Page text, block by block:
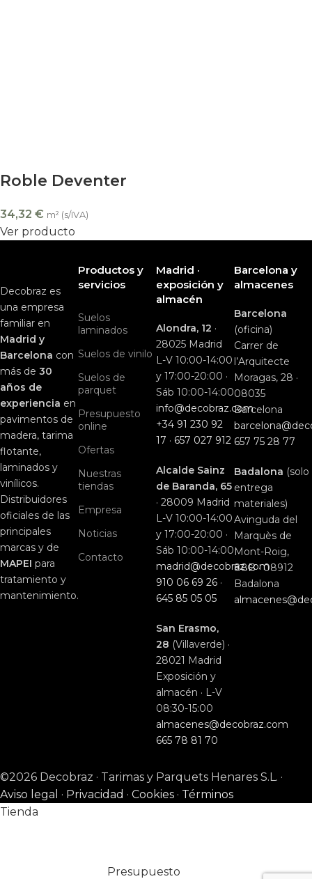
Roble Deventer
34,32 € m² (s/IVA)
Ver producto
Decobraz es
una empresa
familiar en
Madrid y
Barcelona con
más de 30
años de
experiencia en
pavimentos de
madera, tarima
flotante,
laminados y
vinílicos.
Distribuidores
oficiales de las
principales
marcas y de
MAPEI para
tratamiento y
mantenimiento.
Productos y
servicios
Suelos
laminados
Suelos de vinilo
Suelos de
parquet
Presupuesto
online
Ofertas
Nuestras
tiendas
Empresa
Noticias
Contacto
Madrid ·
exposición y
almacén
Alondra, 12 ·
28025 Madrid
L-V 10:00-14:00
y 17:00-20:00 ·
Sáb 10:00-14:00
info@decobraz.com
+34 91 230 92
17 · 657 027 912
Alcalde Sainz
de Baranda, 65
· 28009 Madrid
L-V 10:00-14:00
y 17:00-20:00 ·
Sáb 10:00-14:00
madrid@decobraz.com
910 06 69 26 ·
645 85 05 05
San Erasmo,
28 (Villaverde) ·
28021 Madrid
Exposición y
almacén · L-V
08:30-15:00
almacenes@decobraz.com
665 78 81 70
Barcelona y
almacenes
Barcelona
(oficina)
Carrer de
l’Arquitecte
Moragas, 28 ·
08035
Barcelona
657 75 28 77
Badalona (solo
entrega
materiales)
Avinguda del
Marquès de
Mont-Roig,
88B · 08912
Badalona
©2026 Decobraz · Tarimas y Parquets Henares S.L. ·
Aviso legal · Privacidad · Cookies · Términos
Tienda
Presupuesto